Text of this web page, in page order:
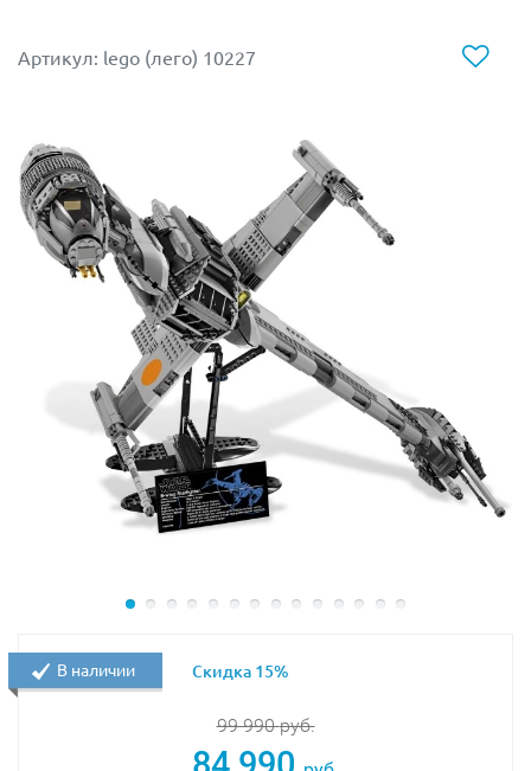
участие полковник Максимилиан Вирс, который был
альянс двух тяжёлых турболазерных пушек и четырёх
средних бластеров.
Из деталей набора Лего 10178 Вы сможете не только
построить точную копию бронированного шагохода
AT-AT, но и заставить его двигаться вперёд и назад
благодаря системе Power Functions, входящей в
Размер модели в собранном виде составляет30х36
В набор УЖЕ ВКЛЮЧЕНЫ необходимые элементы
Батарейный отсек
Артикул: lego (лего) 10227
99 990руб.
В наличии Скидка 15%